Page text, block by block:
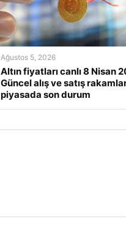
Ağustos 5, 2026
Altın fiyatları canlı 8 Nisan
Güncel alış ve satış
piyasada son durum